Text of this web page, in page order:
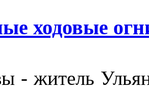
ходовые
- житель